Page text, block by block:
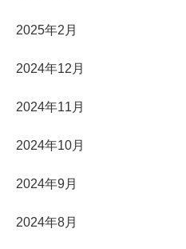
2025年2月
2024年12月
2024年11月
2024年10月
2024年9月
2024年8月